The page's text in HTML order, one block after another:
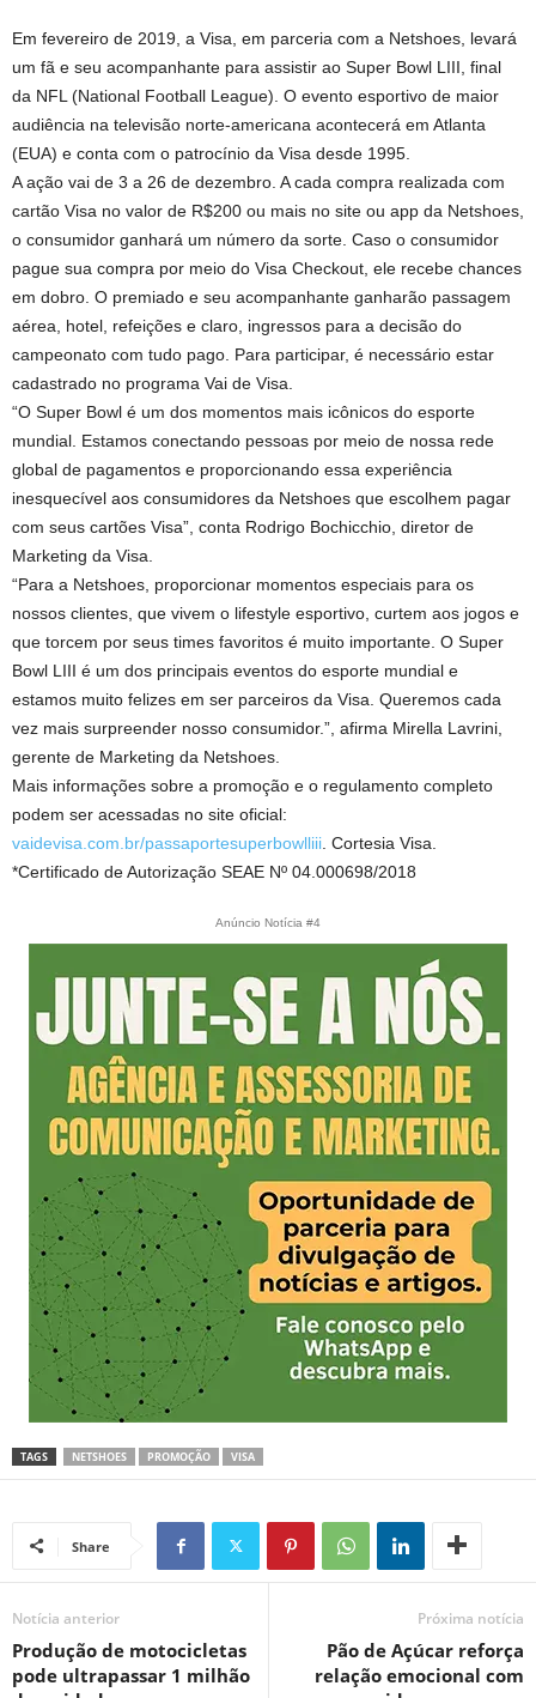
Em fevereiro de 2019, a Visa, em parceria com a Netshoes, levará
um fã e seu acompanhante para assistir ao Super Bowl LIII, final
da NFL (National Football League). O evento esportivo de maior
audiência na televisão norte-americana acontecerá em Atlanta
(EUA) e conta com o patrocínio da Visa desde 1995.
A ação vai de 3 a 26 de dezembro. A cada compra realizada com
cartão Visa no valor de R$200 ou mais no site ou app da Netshoes,
o consumidor ganhará um número da sorte. Caso o consumidor
pague sua compra por meio do Visa Checkout, ele recebe chances
em dobro. O premiado e seu acompanhante ganharão passagem
aérea, hotel, refeições e claro, ingressos para a decisão do
campeonato com tudo pago. Para participar, é necessário estar
cadastrado no programa Vai de Visa.
“O Super Bowl é um dos momentos mais icônicos do esporte
mundial. Estamos conectando pessoas por meio de nossa rede
global de pagamentos e proporcionando essa experiência
inesquecível aos consumidores da Netshoes que escolhem pagar
com seus cartões Visa”, conta Rodrigo Bochicchio, diretor de
Marketing da Visa.
“Para a Netshoes, proporcionar momentos especiais para os
nossos clientes, que vivem o lifestyle esportivo, curtem aos jogos e
que torcem por seus times favoritos é muito importante. O Super
Bowl LIII é um dos principais eventos do esporte mundial e
estamos muito felizes em ser parceiros da Visa. Queremos cada
vez mais surpreender nosso consumidor.”, afirma Mirella Lavrini,
gerente de Marketing da Netshoes.
Mais informações sobre a promoção e o regulamento completo
podem ser acessadas no site oficial:
vaidevisa.com.br/passaportesuperbowlliii . Cortesia Visa.
*Certificado de Autorização SEAE Nº 04.000698/2018
Anúncio Notícia #4
TAGS NETSHOES PROMOÇÃO VISA
Share
Notícia anterior
Produção de motocicletas
pode ultrapassar 1 milhão
Próxima notícia
Pão de Açúcar reforça
relação emocional com